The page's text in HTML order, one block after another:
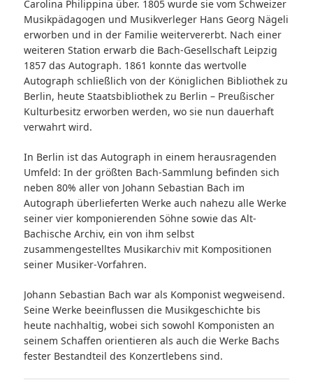
Carolina Philippina über. 1805 wurde sie vom Schweizer
Musikpädagogen und Musikverleger Hans Georg Nägeli
erworben und in der Familie weitervererbt. Nach einer
weiteren Station erwarb die Bach-Gesellschaft Leipzig
1857 das Autograph. 1861 konnte das wertvolle
Autograph schließlich von der Königlichen Bibliothek zu
Berlin, heute Staatsbibliothek zu Berlin – Preußischer
Kulturbesitz erworben werden, wo sie nun dauerhaft
verwahrt wird.
In Berlin ist das Autograph in einem herausragenden
Umfeld: In der größten Bach-Sammlung befinden sich
neben 80% aller von Johann Sebastian Bach im
Autograph überlieferten Werke auch nahezu alle Werke
seiner vier komponierenden Söhne sowie das Alt-
Bachische Archiv, ein von ihm selbst
zusammengestelltes Musikarchiv mit Kompositionen
seiner Musiker-Vorfahren.
Johann Sebastian Bach war als Komponist wegweisend.
Seine Werke beeinflussen die Musikgeschichte bis
heute nachhaltig, wobei sich sowohl Komponisten an
seinem Schaffen orientieren als auch die Werke Bachs
fester Bestandteil des Konzertlebens sind.